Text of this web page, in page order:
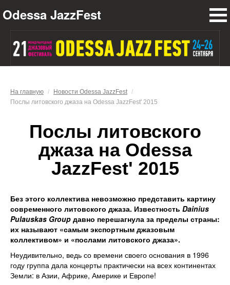
Odessa JazzFest
НОВОСТИ
О ФЕСТИВАЛЕ
ПАРТНЕРЫ
КОНТАКТЫ
На главную / Новости Odessa JazzFest /
Послы литовского джаза на Odessa JazzFest' 2015
Послы литовского
джаза на Odessa
JazzFest' 2015
Без этого коллектива невозможно представить картину
современного литовского джаза. Известность Dainius
Pulauskas Group давно перешагнула за пределы страны:
их называют «самым экспортным джазовым
коллективом» и «послами литовского джаза».
Неудивительно, ведь со времени своего основания в 1996
году группа дала концерты практически на всех континентах
Земли: в Азии, Африке, Америке и Европе!